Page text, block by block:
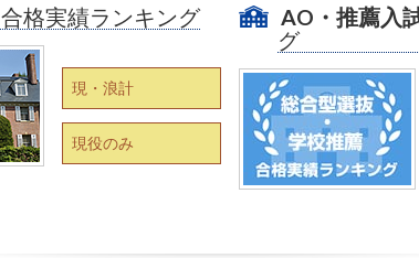
合格実績ランキング
現・浪計
現役のみ
AO・推薦入
グ